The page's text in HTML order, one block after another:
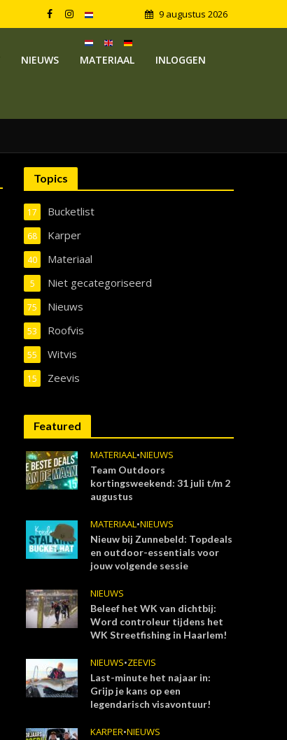
9 augustus 2026
NIEUWS MATERIAAL
INLOGGEN
Topics
Bucketlist
17
Karper
68
Materiaal
40
Niet gecategoriseerd
5
Nieuws
75
Roofvis
53
Witvis
55
Zeevis
15
Featured
MATERIAAL•NIEUWS
Team Outdoors
kortingsweekend: 31 juli t/m 2
augustus
MATERIAAL•NIEUWS
Nieuw bij Zunnebeld: Topdeals
en outdoor-essentials voor
jouw volgende sessie
NIEUWS
Beleef het WK van dichtbij:
Word controleur tijdens het
WK Streetfishing in Haarlem!
NIEUWS•ZEEVIS
Last-minute het najaar in:
Grijp je kans op een
legendarisch visavontuur!
KARPER•NIEUWS